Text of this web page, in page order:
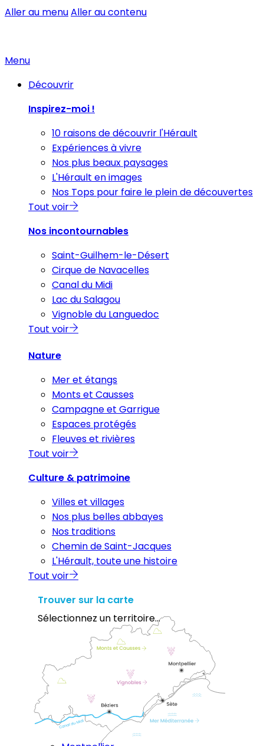
Aller au menuAller au contenu
Menu
Découvrir
Inspirez-moi !
10 raisons de découvrir l'Hérault
Expériences à vivre
Nos plus beaux paysages
L'Hérault en images
Nos Tops pour faire le plein de découvertes
Tout voir
Nos incontournables
Saint-Guilhem-le-Désert
Cirque de Navacelles
Canal du Midi
Lac du Salagou
Vignoble du Languedoc
Tout voir
Nature
Mer et étangs
Monts et Causses
Campagne et Garrigue
Espaces protégés
Fleuves et rivières
Tout voir
Culture & patrimoine
Villes et villages
Nos plus belles abbayes
Nos traditions
Chemin de Saint-Jacques
L'Hérault, toute une histoire
Tout voir
Trouver sur la carte
Sélectionnez un territoire...